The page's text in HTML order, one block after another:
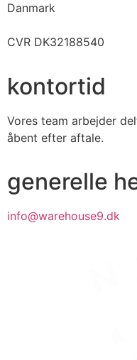
Danmark
CVR DK32188540
kontortid
Vores team arbejder
åbent efter aftale.
generelle
info@warehouse9.dk